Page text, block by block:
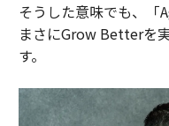
そうした意味でも、
まさにGrow Betterを
す。